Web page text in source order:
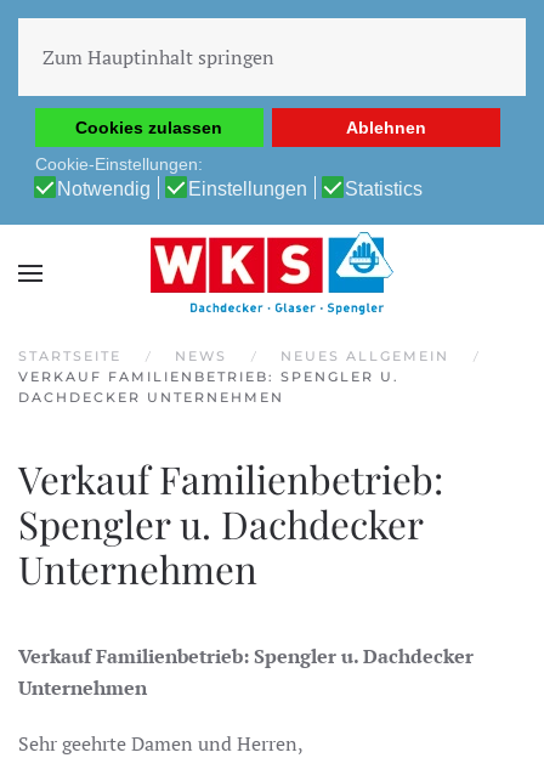
Erfahrung auf unserer Website zu ermöglichen.
Cookie-Richtlinie
Datenschutz-Bestimmungen
Cookies zulassen
Ablehnen
Cookie-Einstellungen:
Notwendig Einstellungen Statistics
Zum Hauptinhalt springen
STARTSEITE NEWS
NEUES ALLGEMEIN
VERKAUF FAMILIENBETRIEB: SPENGLER U.
DACHDECKER UNTERNEHMEN
Verkauf Familienbetrieb:
Spengler u. Dachdecker
Unternehmen
Verkauf Familienbetrieb: Spengler u. Dachdecker
Unternehmen
Sehr geehrte Damen und Herren,